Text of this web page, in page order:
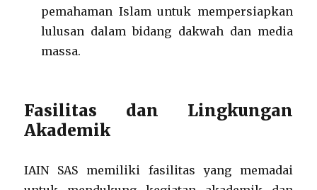
pemahaman Islam untuk mempersiapkan
lulusan dalam bidang dakwah dan media
massa.
Fasilitas dan Lingkungan
Akademik
IAIN SAS memiliki fasilitas yang memadai